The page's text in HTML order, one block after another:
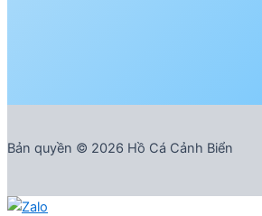
Bản quyền © 2026 Hồ Cá Cảnh Biển